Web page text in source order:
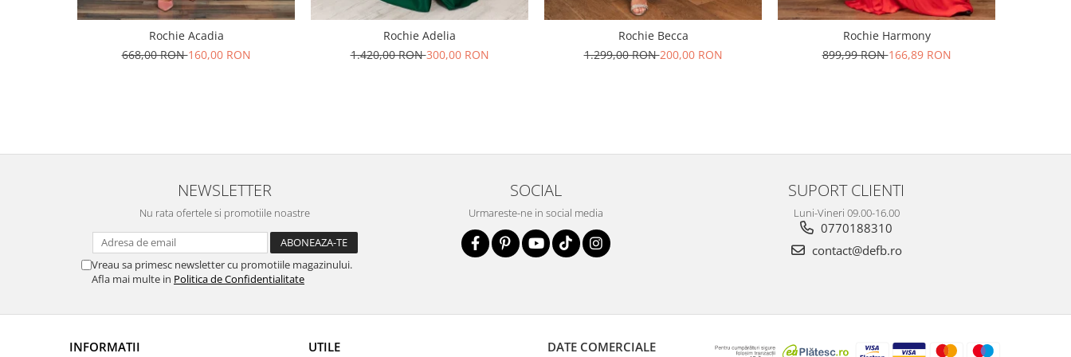
Rochie Acadia
668,00 RON160,00 RON
Rochie Adelia
1.420,00 RON300,00 RON
Rochie Becca
1.299,00 RON200,00 RON
Rochie Harmony
899,99 RON166,89 RON
NEWSLETTER
Nu rata ofertele si promotiile noastre
Vreau sa primesc newsletter cu promotiile magazinului.
Afla mai multe in Politica de Confidentialitate
SOCIAL
Urmareste-ne in social media
SUPORT CLIENTI
Luni-Vineri 09.00-16.00
0770188310
contact@defb.ro
INFORMATII UTILE DATE COMERCIALE